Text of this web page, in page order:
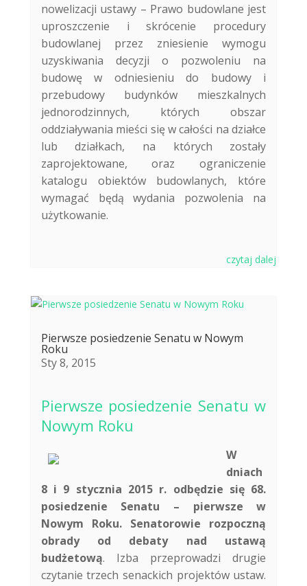
nowelizacji ustawy – Prawo budowlane jest
uproszczenie i skrócenie procedury
budowlanej przez zniesienie wymogu
uzyskiwania decyzji o pozwoleniu na
budowę w odniesieniu do budowy i
przebudowy budynków mieszkalnych
jednorodzinnych, których obszar
oddziaływania mieści się w całości na działce
lub działkach, na których zostały
zaprojektowane, oraz ograniczenie
katalogu obiektów budowlanych, które
wymagać będą wydania pozwolenia na
użytkowanie.
czytaj dalej
Pierwsze posiedzenie Senatu w Nowym
Roku
Sty 8, 2015
Pierwsze posiedzenie Senatu w
Nowym Roku
W
dniach
8 i 9 stycznia 2015 r. odbędzie się 68.
posiedzenie Senatu – pierwsze w
Nowym Roku. Senatorowie rozpoczną
obrady od debaty nad ustawą
budżetową. Izba przeprowadzi drugie
czytanie trzech senackich projektów ustaw.